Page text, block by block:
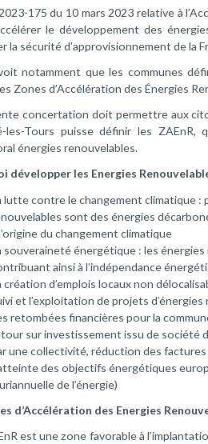
175 du 10 mars 2023 relative à
le développement des
la sécurité d’approvisionnement de la
notamment que les communes
Zones d’Accélération des Énergies
concertation doit permettre aux
les-Tours puisse définir les
énergies renouvelables.
développer les Energies
lutte contre le changement climatique :
sont des énergies
du changement climatique
souveraineté énergétique : les
ainsi à l’indépendance
création d’emplois locaux non
et l’exploitation de projets d’énergies
retombées financières pour la
sur investissement issu de société
une collectivité, réduction des factures
des objectifs énergétiques
de l’énergie)
d’Accélération des Energies
est une zone favorable à